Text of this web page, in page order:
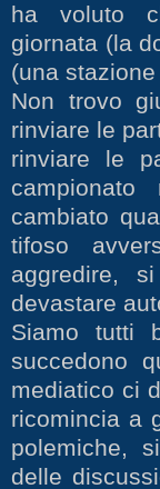
ha voluto
giornata (la
(una
Non trovo
rinviare le
rinviare le
cambiato
tifoso
aggredire,
devastare
Siamo tutti
succedono
mediatico ci
ricomincia a
polemiche,
delle